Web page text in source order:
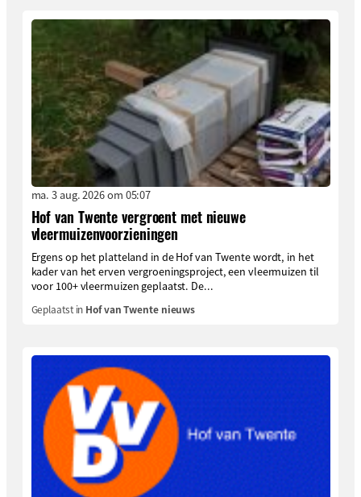
ma. 3 aug. 2026 om 05:07
Hof van Twente vergroent met nieuwe
vleermuizenvoorzieningen
Ergens op het platteland in de Hof van Twente wordt, in het
kader van het erven vergroeningsproject, een vleermuizen til
voor 100+ vleermuizen geplaatst. De...
Geplaatst in Hof van Twente nieuws